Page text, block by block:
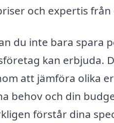
och expertis
du inte bara spara
kan erbjuda.
att jämföra olika
behov och din
förstår dina